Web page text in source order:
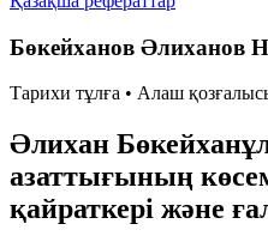
Бөкейханов Әлиханов
Тарихи тұлға • Алаш
Әлихан
азаттығының
қайраткері және